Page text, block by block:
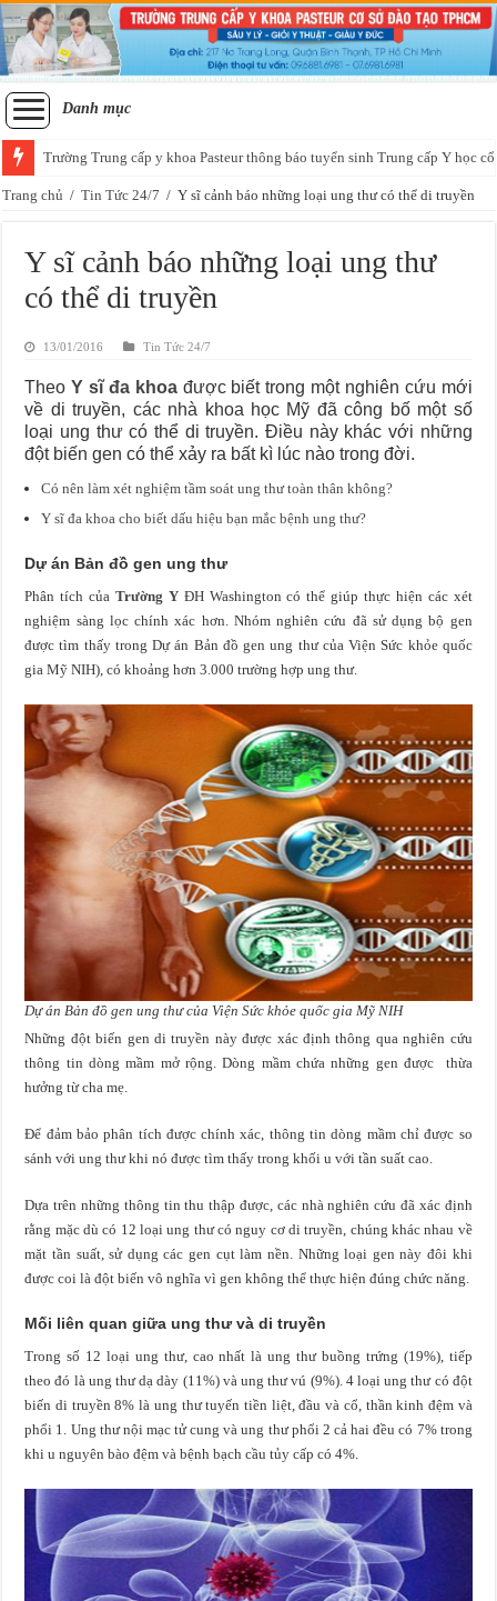
Danh mục
Trường Trung cấp y khoa Pasteur thông báo tuyển sinh Trung cấp Y học
Trang chủ / Tin Tức 24/7 / Y sĩ cảnh báo những loại ung thư có thể di truyền
Y sĩ cảnh báo những loại ung thư
có thể di truyền
13/01/2016 Tin Tức 24/7
TheoY sĩ đa khoađược biết trong một nghiên cứu mới
về di truyền, các nhà khoa học Mỹ đã công bố một số
loại ung thư có thể di truyền. Điều này khác với những
đột biến gen có thể xảy ra bất kì lúc nào trong đời.
Có nên làm xét nghiệm tầm soát ung thư toàn thân không?
Y sĩ đa khoa cho biết dấu hiệu bạn mắc bệnh ung thư?
Dự án Bản đồ gen ung thư
Phân tích của Trường YĐH Washington có thể giúp thực hiện các xét
nghiệm sàng lọc chính xác hơn. Nhóm nghiên cứu đã sử dụng bộ gen
được tìm thấy trong Dự án Bản đồ gen ung thư của Viện Sức khỏe quốc
gia Mỹ NIH), có khoảng hơn 3.000 trường hợp ung thư.
Dự án Bản đồ gen ung thư của Viện Sức khỏe quốc gia Mỹ NIH
Những đột biến gen di truyền này được xác định thông qua nghiên cứu
thông tin dòng mầm mở rộng. Dòng mầm chứa những gen được thừa
hưởng từ cha mẹ.
Để đảm bảo phân tích được chính xác, thông tin dòng mầm chỉ được so
sánh với ung thư khi nó được tìm thấy trong khối u với tần suất cao.
Dựa trên những thông tin thu thập được, các nhà nghiên cứu đã xác định
rằng mặc dù có 12 loại ung thư có nguy cơ di truyền, chúng khác nhau về
mặt tần suất, sử dụng các gen cụt làm nền. Những loại gen này đôi khi
được coi là đột biến vô nghĩa vì gen không thể thực hiện đúng chức năng.
Mối liên quan giữa ung thư và di truyền
Trong số 12 loại ung thư, cao nhất là ung thư buồng trứng (19%), tiếp
theo đó là ung thư dạ dày (11%) và ung thư vú (9%). 4 loại ung thư có đột
biến di truyền 8% là ung thư tuyến tiền liệt, đầu và cổ, thần kinh đệm và
phổi 1. Ung thư nội mạc tử cung và ung thư phổi 2 cả hai đều có 7% trong
khi u nguyên bào đệm và bệnh bạch cầu tủy cấp có 4%.